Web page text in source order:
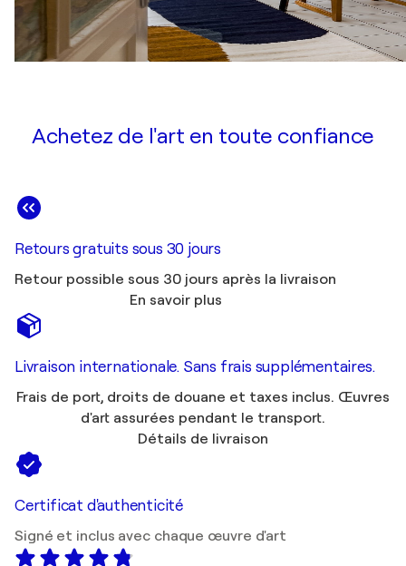
Achetez de l'art en toute confiance
Retours gratuits sous 30 jours
Retour possible sous 30 jours après la livraison
En savoir plus
Livraison internationale. Sans frais supplémentaires.
Frais de port, droits de douane et taxes inclus. Œuvres
d'art assurées pendant le transport.
Détails de livraison
Certificat d'authenticité
Signé et inclus avec chaque œuvre d'art